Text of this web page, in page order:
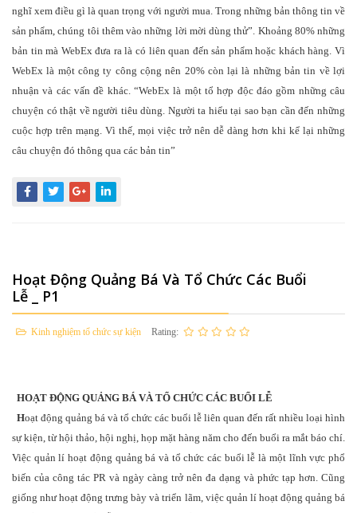
nghĩ xem điều gì là quan trọng với người mua. Trong những bản thông tin về
sản phẩm, chúng tôi thêm vào những lời mời dùng thử”. Khoảng 80% những
bản tin mà WebEx đưa ra là có liên quan đến sản phẩm hoặc khách hàng. Vì
WebEx là một công ty công cộng nên 20% còn lại là những bản tin về lợi
nhuận và các vấn đề khác. “WebEx là một tổ hợp độc đáo gồm những câu
chuyện có thật về người tiêu dùng. Người ta hiểu tại sao bạn cần đến những
cuộc hợp trên mạng. Vì thế, mọi việc trở nên dễ dàng hơn khi kể lại những
câu chuyện đó thông qua các bản tin”
Hoạt Động Quảng Bá Và Tổ Chức Các Buổi
Lễ _ P1
Kinh nghiệm tổ chức sự kiện Rating:
HOẠT ĐỘNG QUẢNG BÁ VÀ TỔ CHỨC CÁC BUỔI LỄ
Hoạt động quảng bá và tổ chức các buổi lễ liên quan đến rất nhiều loại hình
sự kiện, từ hội thảo, hội nghị, họp mặt hàng năm cho đến buổi ra mắt báo chí.
Việc quản lí hoạt động quảng bá và tổ chức các buổi lễ là một lĩnh vực phổ
biến của công tác PR và ngày càng trở nên đa dạng và phức tạp hơn. Cũng
giống như hoạt động trưng bày và triển lãm, việc quản lí hoạt động quảng bá